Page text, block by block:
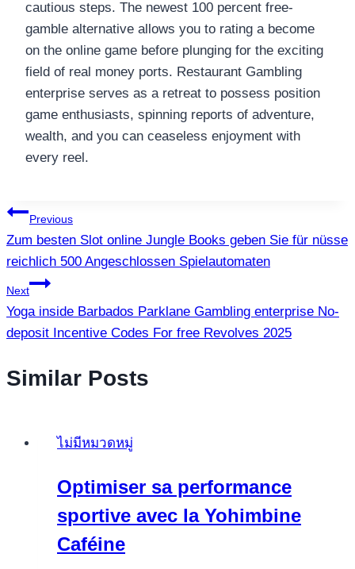
cautious steps. The newest 100 percent free-
gamble alternative allows you to rating a become
on the online game before plunging for the exciting
field of real money ports. Restaurant Gambling
enterprise serves as a retreat to possess position
game enthusiasts, spinning reports of adventure,
wealth, and you can ceaseless enjoyment with
every reel.
แนะแนว
เรื่อง
Previous
Zum besten Slot online Jungle Books geben Sie für nüsse
reichlich 500 Angeschlossen Spielautomaten
Next
Yoga inside Barbados Parklane Gambling enterprise No-
deposit Incentive Codes For free Revolves 2025
Similar Posts
ไม่มีหมวดหมู่
Optimiser sa performance
sportive avec la Yohimbine
Caféine